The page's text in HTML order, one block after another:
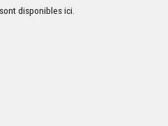
disponiblesici